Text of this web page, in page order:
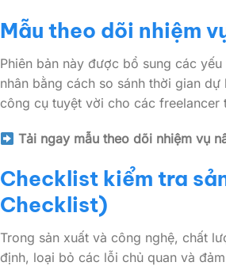
Mẫu theo dõi nhiệm
Phiên bản này được bổ sung các
nhân bằng cách so sánh thời gian
công cụ tuyệt vời cho các freelancer
Tải ngay mẫu theo dõi nhiệm vụ
Checklist kiểm tra
Checklist)
Trong sản xuất và công nghệ, chất
định, loại bỏ các lỗi chủ quan và